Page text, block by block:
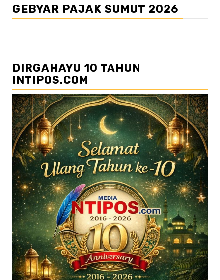
GEBYAR PAJAK SUMUT 2026
DIRGAHAYU 10 TAHUN
INTIPOS.COM